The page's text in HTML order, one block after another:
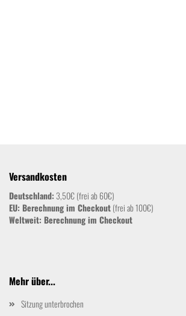
Versandkosten
Deutschland: 3,50€ (frei ab 60€)
EU: Berechnung im Checkout(frei ab 100€)
Weltweit: Berechnung im Checkout
Mehr über...
Sitzung unterbrochen